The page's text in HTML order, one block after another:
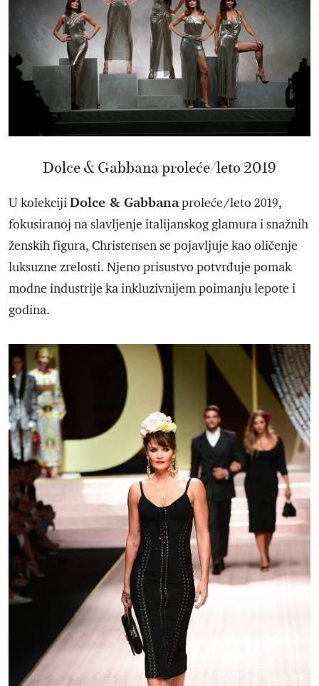
Dolce & Gabbana proleće/leto 2019
U kolekcijiDolce & Gabbanaproleće/leto 2019,
fokusiranoj na slavljenje italijanskog glamura i snažnih
ženskih figura, Christensen se pojavljuje kao oličenje
luksuzne zrelosti. Njeno prisustvo potvrđuje pomak
modne industrije ka inkluzivnijem poimanju lepote i
godina.